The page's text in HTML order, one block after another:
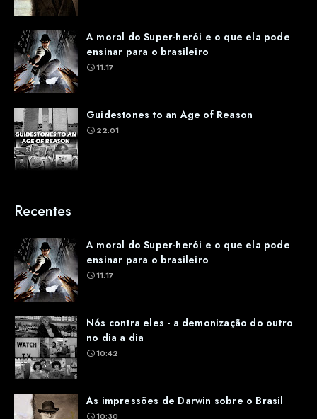
A moral do Super-herói e o que ela pode
ensinar para o brasileiro
11:17
Guidestones to an Age of Reason
22:01
Recentes
A moral do Super-herói e o que ela pode
ensinar para o brasileiro
11:17
Nós contra eles - a demonização do outro
no dia a dia
10:42
As impressões de Darwin sobre o Brasil
10:30